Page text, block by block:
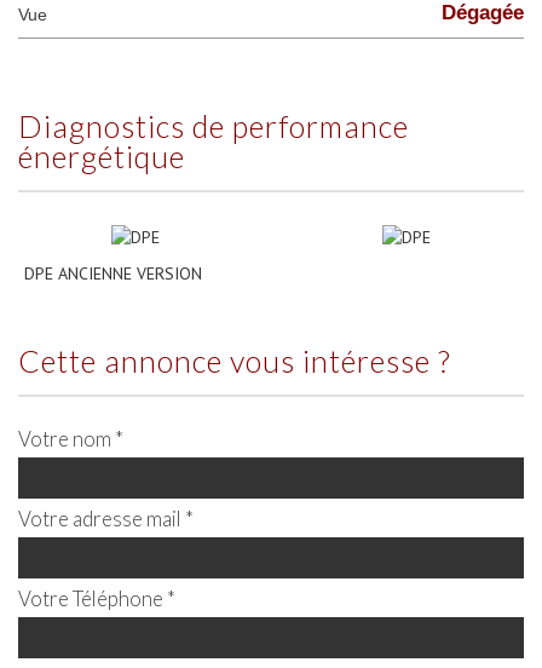
Vue Dégagée
diagnostics de performance
énergétique
DPE ANCIENNE VERSION
cette annonce vous intéresse ?
Votre nom *
Votre adresse mail *
Votre Téléphone *